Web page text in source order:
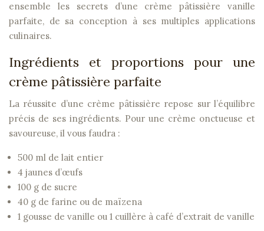
ensemble les secrets d’une crème pâtissière vanille
parfaite, de sa conception à ses multiples applications
culinaires.
Ingrédients et proportions pour une
crème pâtissière parfaite
La réussite d’une crème pâtissière repose sur l’équilibre
précis de ses ingrédients. Pour une crème onctueuse et
savoureuse, il vous faudra :
500 ml de lait entier
4 jaunes d’œufs
100 g de sucre
40 g de farine ou de maïzena
1 gousse de vanille ou 1 cuillère à café d’extrait de vanille